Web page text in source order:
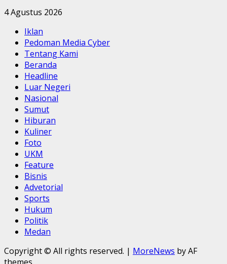
4 Agustus 2026
Iklan
Pedoman Media Cyber
Tentang Kami
Beranda
Headline
Luar Negeri
Nasional
Sumut
Hiburan
Kuliner
Foto
UKM
Feature
Bisnis
Advetorial
Sports
Hukum
Politik
Medan
Copyright © All rights reserved. | MoreNews by AF
themes.